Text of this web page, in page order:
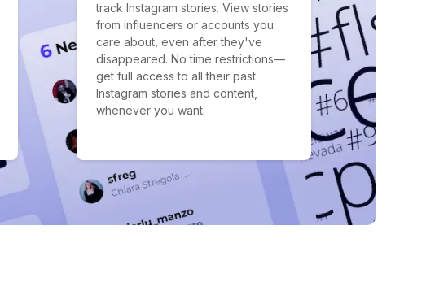
track Instagram stories. View stories
from influencers or accounts you
care about, even after they've
disappeared. No time restrictions—
get full access to all their past
Instagram stories and content,
whenever you want.